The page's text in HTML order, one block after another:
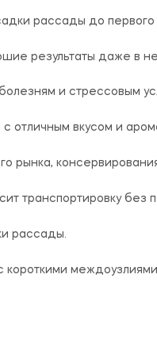
рассады до первого
результаты даже в
и стрессовым
отличным вкусом и
рынка,
транспортировку без
рассады.
короткими